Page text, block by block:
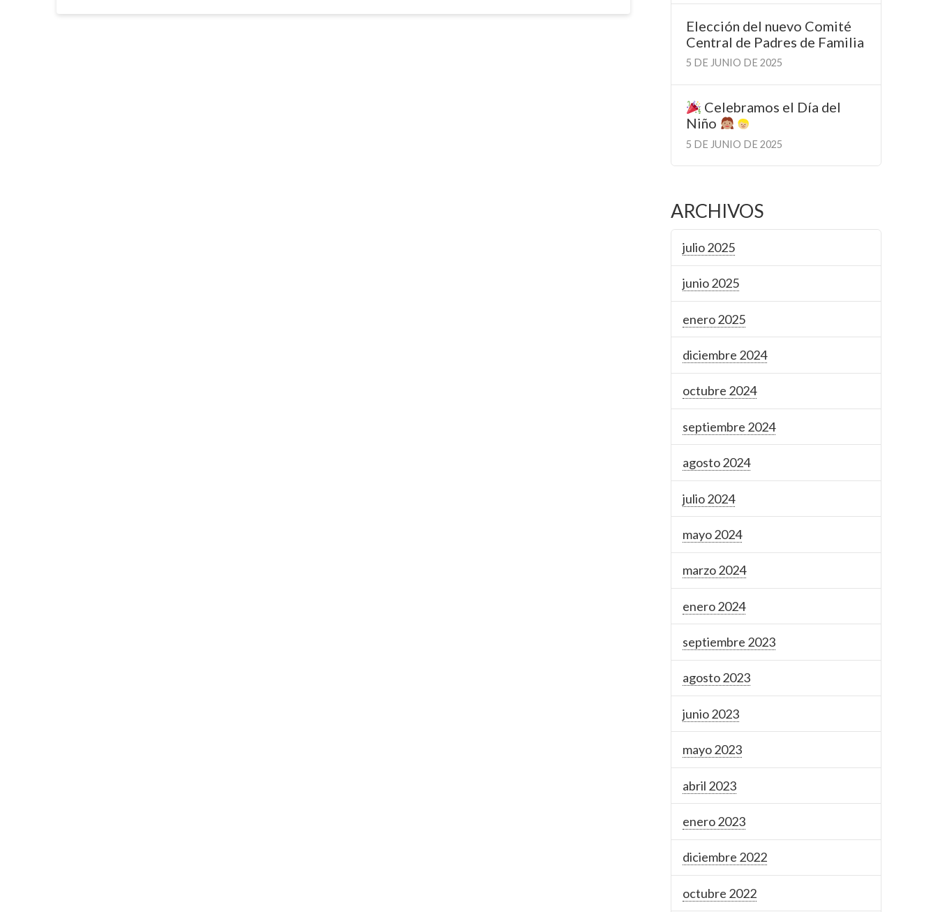
Elección del nuevo Comité
Central de Padres de Familia
5 DE JUNIO DE 2025
Celebramos el Día del
Niño
5 DE JUNIO DE 2025
ARCHIVOS
julio 2025
junio 2025
enero 2025
diciembre 2024
octubre 2024
septiembre 2024
agosto 2024
julio 2024
mayo 2024
marzo 2024
enero 2024
septiembre 2023
agosto 2023
junio 2023
mayo 2023
abril 2023
enero 2023
diciembre 2022
octubre 2022